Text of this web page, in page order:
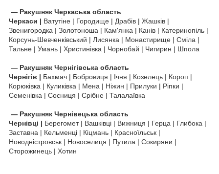
— Ракушняк Черкаська область
Черкаси | Ватутіне | Городище | Драбів | Жашків |
Звенигородка | Золотоноша | Кам'янка | Канів | Катеринопіль |
Корсунь-Шевченківський | Лисянка | Монастирище | Сміла |
Тальне | Умань | Христинівка | Чорнобай | Чигирин | Шпола
— Ракушняк Чернігівська область
Чернігів | Бахмач | Бобровиця | Ічня | Козелець | Короп |
Корюківка | Куликівка | Мена | Ніжин | Прилуки | Ріпки |
Семенівка | Сосниця | Срібне | Талалаївка
— Ракушняк Чернівецька область
Чернівці | Берегомет | Вашківці | Вижниця | Герца | Глибока |
Заставна | Кельменці | Кіцмань | Красноїльськ |
Новодністровськ | Новоселиця | Путила | Сокиряни |
Сторожинець | Хотин